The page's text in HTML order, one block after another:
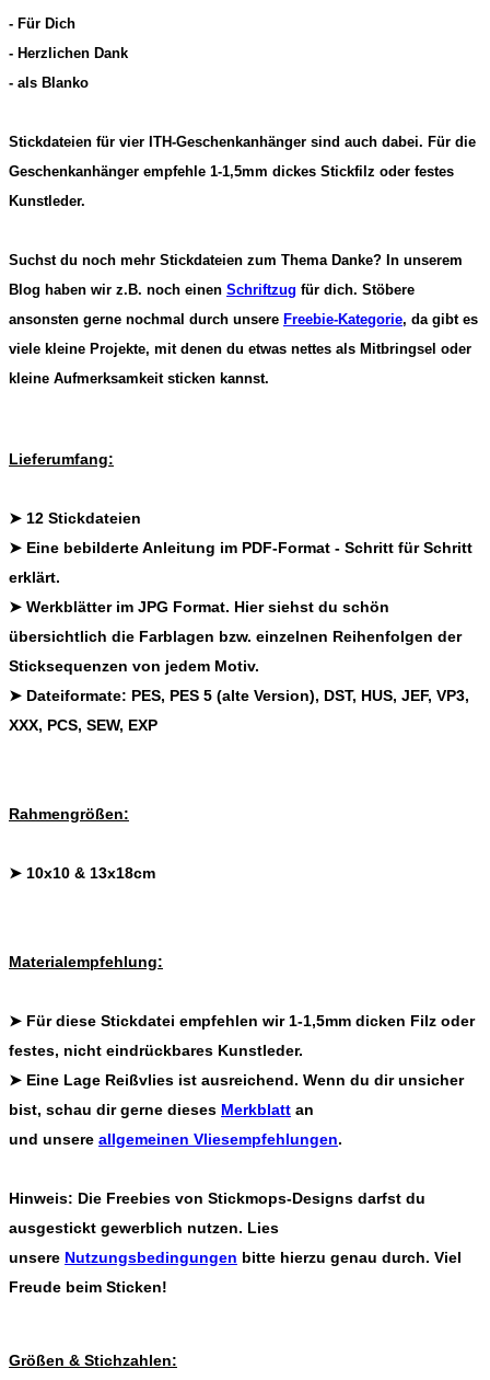
- Für Dich
- Herzlichen Dank
- als Blanko
Stickdateien für vier ITH-Geschenkanhänger sind auch dabei. Für die
Geschenkanhänger empfehle 1-1,5mm dickes Stickfilz oder festes
Kunstleder.
Suchst du noch mehr Stickdateien zum Thema Danke? In unserem
Blog haben wir z.B. noch einen Schriftzug für dich. Stöbere
ansonsten gerne nochmal durch unsere Freebie-Kategorie, da gibt es
viele kleine Projekte, mit denen du etwas nettes als Mitbringsel oder
kleine Aufmerksamkeit sticken kannst.
Lieferumfang:
➤ 12 Stickdateien
➤ Eine bebilderte Anleitung im PDF-Format - Schritt für Schritt
erklärt.
➤ Werkblätterim JPG Format. Hier siehst du schön
übersichtlich die Farblagen bzw. einzelnen Reihenfolgen der
Sticksequenzen von jedem Motiv.
➤ Dateiformate: PES, PES 5 (alte Version), DST, HUS, JEF, VP3,
XXX, PCS, SEW, EXP
Rahmengrößen:
➤ 10x10 & 13x18cm
Materialempfehlung:
➤ Für diese Stickdatei empfehlen wir 1-1,5mm dicken Filz oder
festes, nicht eindrückbares Kunstleder.
➤ Eine Lage Reißvlies ist ausreichend. Wenn du dir unsicher
bist, schau dir gerne dieses Merkblatt an
und unsere allgemeinen Vliesempfehlungen.
Hinweis: Die Freebies von Stickmops-Designs darfst du
ausgestickt gewerblich nutzen. Lies
unsere Nutzungsbedingungen bitte hierzu genau durch. Viel
Freude beim Sticken!
Größen & Stichzahlen: